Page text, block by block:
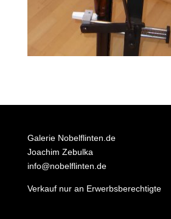
Galerie Nobelflinten.de
Joachim Zebulka
info@nobelflinten.de
Verkauf nur an Erwerbsberechtigte